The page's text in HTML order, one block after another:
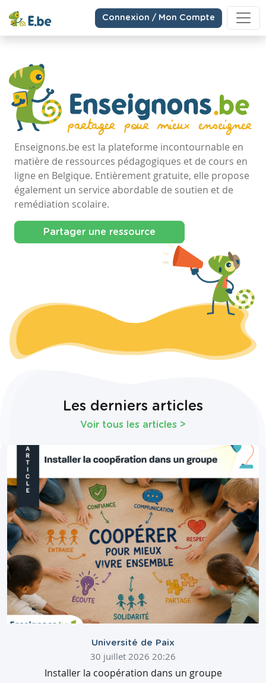
Connexion / Mon Compte
Enseignons.be est la plateforme incontournable en
matière de ressources pédagogiques et de cours en
ligne en Belgique. Entièrement gratuite, elle propose
également un service abordable de soutien et de
remédiation scolaire.
Partager une ressource
Les derniers articles
Voir tous les articles >
Université de Paix
30 juillet 2026 20:26
Installer la coopération dans un groupe